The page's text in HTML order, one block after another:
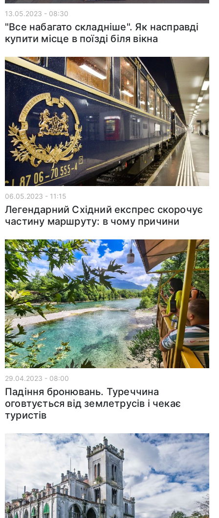
13.05.2023 - 08:30
"Все набагато складніше". Як насправді
купити місце в поїзді біля вікна
06.05.2023 - 11:15
Легендарний Східний експрес скорочує
частину маршруту: в чому причини
29.04.2023 - 08:00
Падіння бронювань. Туреччина
оговтується від землетрусів і чекає
туристів